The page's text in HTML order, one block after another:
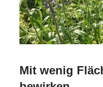
Mit wenig